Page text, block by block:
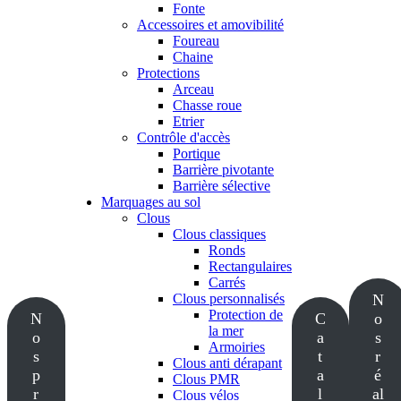
N
o
s
p
r
Fonte
Accessoires et amovibilité
Foureau
Chaine
Protections
Arceau
Chasse roue
Etrier
Contrôle d'accès
Portique
Barrière pivotante
Barrière sélective
Marquages au sol
Clous
Clous classiques
Ronds
Rectangulaires
Carrés
Clous personnalisés
Protection de
la mer
Armoiries
Clous anti dérapant
Clous PMR
Clous vélos
C
a
t
a
l
N
o
s
r
é
al